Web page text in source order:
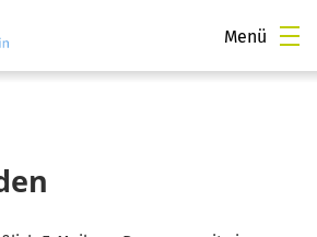
Menü